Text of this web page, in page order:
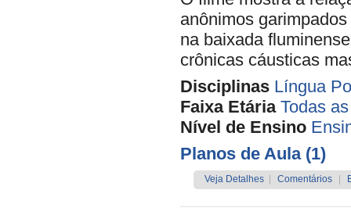
anônimos
na baixada
crônicas cáusticas
Disciplinas Língua
Faixa Etária Todas
Nível de Ensino
Planos de Aula (1)
Veja Detalhes Comentários